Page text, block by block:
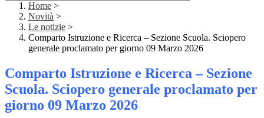
Home >
Novità >
Le notizie >
Comparto Istruzione e Ricerca – Sezione Scuola. Sciopero
generale proclamato per giorno 09 Marzo 2026
Comparto Istruzione e Ricerca – Sezione
Scuola. Sciopero generale proclamato per
giorno 09 Marzo 2026